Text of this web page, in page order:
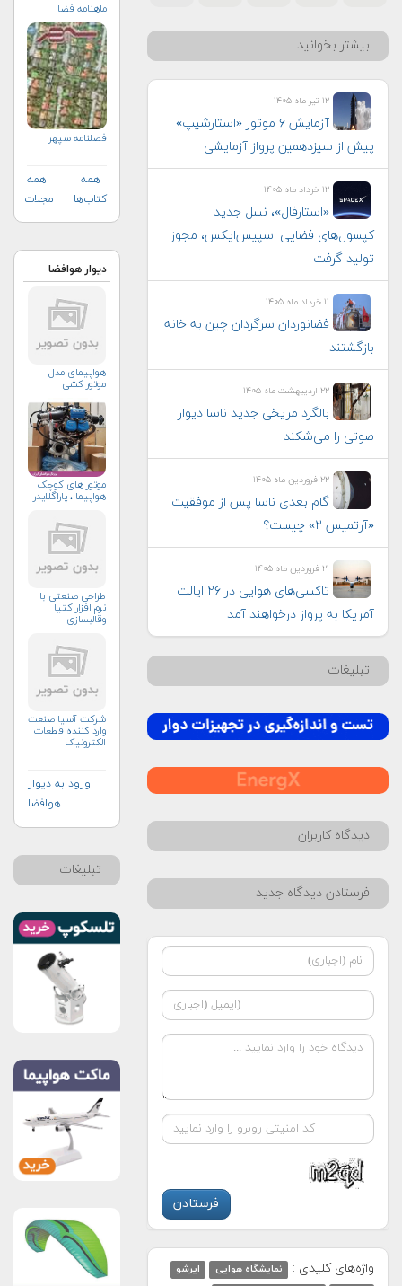
بیشتر بخوانید
۱۲ تیر ماه ۱۴۰۵
آزمایش ۶ موتور «استارشیپ»
پیش از سیزدهمین پرواز آزمایشی
۱۲ خرداد ماه ۱۴۰۵
«استارفال»، نسل جدید
کپسول‌های فضایی اسپیس‌ایکس، مجوز
تولید گرفت
۱۱ خرداد ماه ۱۴۰۵
فضانوردان سرگردان چین به خانه
بازگشتند
۲۲ اردیبهشت ماه ۱۴۰۵
بالگرد مریخی جدید ناسا دیوار
صوتی را می‌شکند
۲۲ فروردین ماه ۱۴۰۵
گام بعدی ناسا پس از موفقیت
«آرتمیس ۲» چیست؟
۲۱ فروردین ماه ۱۴۰۵
تاکسی‌های هوایی در ۲۶ ایالت
آمریکا به پرواز درخواهند آمد
تبلیغات
دیدگاه کاربران
فرستادن دیدگاه جدید
واژه‌های کلیدی : نمایشگاه هوایی
ایرشو
ماهنامه فضا
فصلنامه سپهر
همه
کتاب‌ها
همه
مجلات
دیوار هوافضا
هواپیمای مدل
موتور کشی
موتور های کوچک
هواپیما ، پاراگلایدر
طراحی صنعتی با
نرم افزار کتیا
وقالبسازی
شرکت آسیا صنعت
وارد کننده قطعات
الکترونیک
ورود به دیوار
هوافضا
تبلیغات